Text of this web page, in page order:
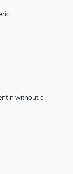
without a